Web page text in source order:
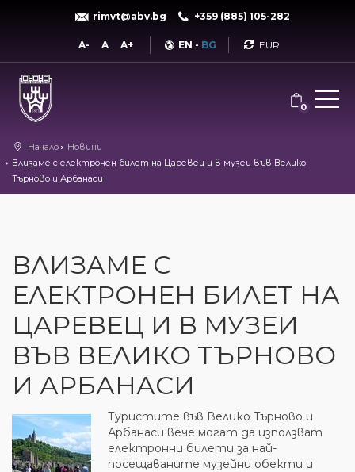
rimvt@abv.bg +359 (885) 105-282
A- A A+ EN - BG Currency
0
Начало
Новини
Влизаме с електронен билет на Царевец и в музеи във Велико
Търново и Арбанаси
ВЛИЗАМЕ С
ЕЛЕКТРОНЕН БИЛЕТ НА
ЦАРЕВЕЦ И В МУЗЕИ
ВЪВ ВЕЛИКО ТЪРНОВО
И АРБАНАСИ
Туристите във Велико Търново и
Арбанаси вече могат да използват
електронни билети за най-
посещаваните музейни обекти и